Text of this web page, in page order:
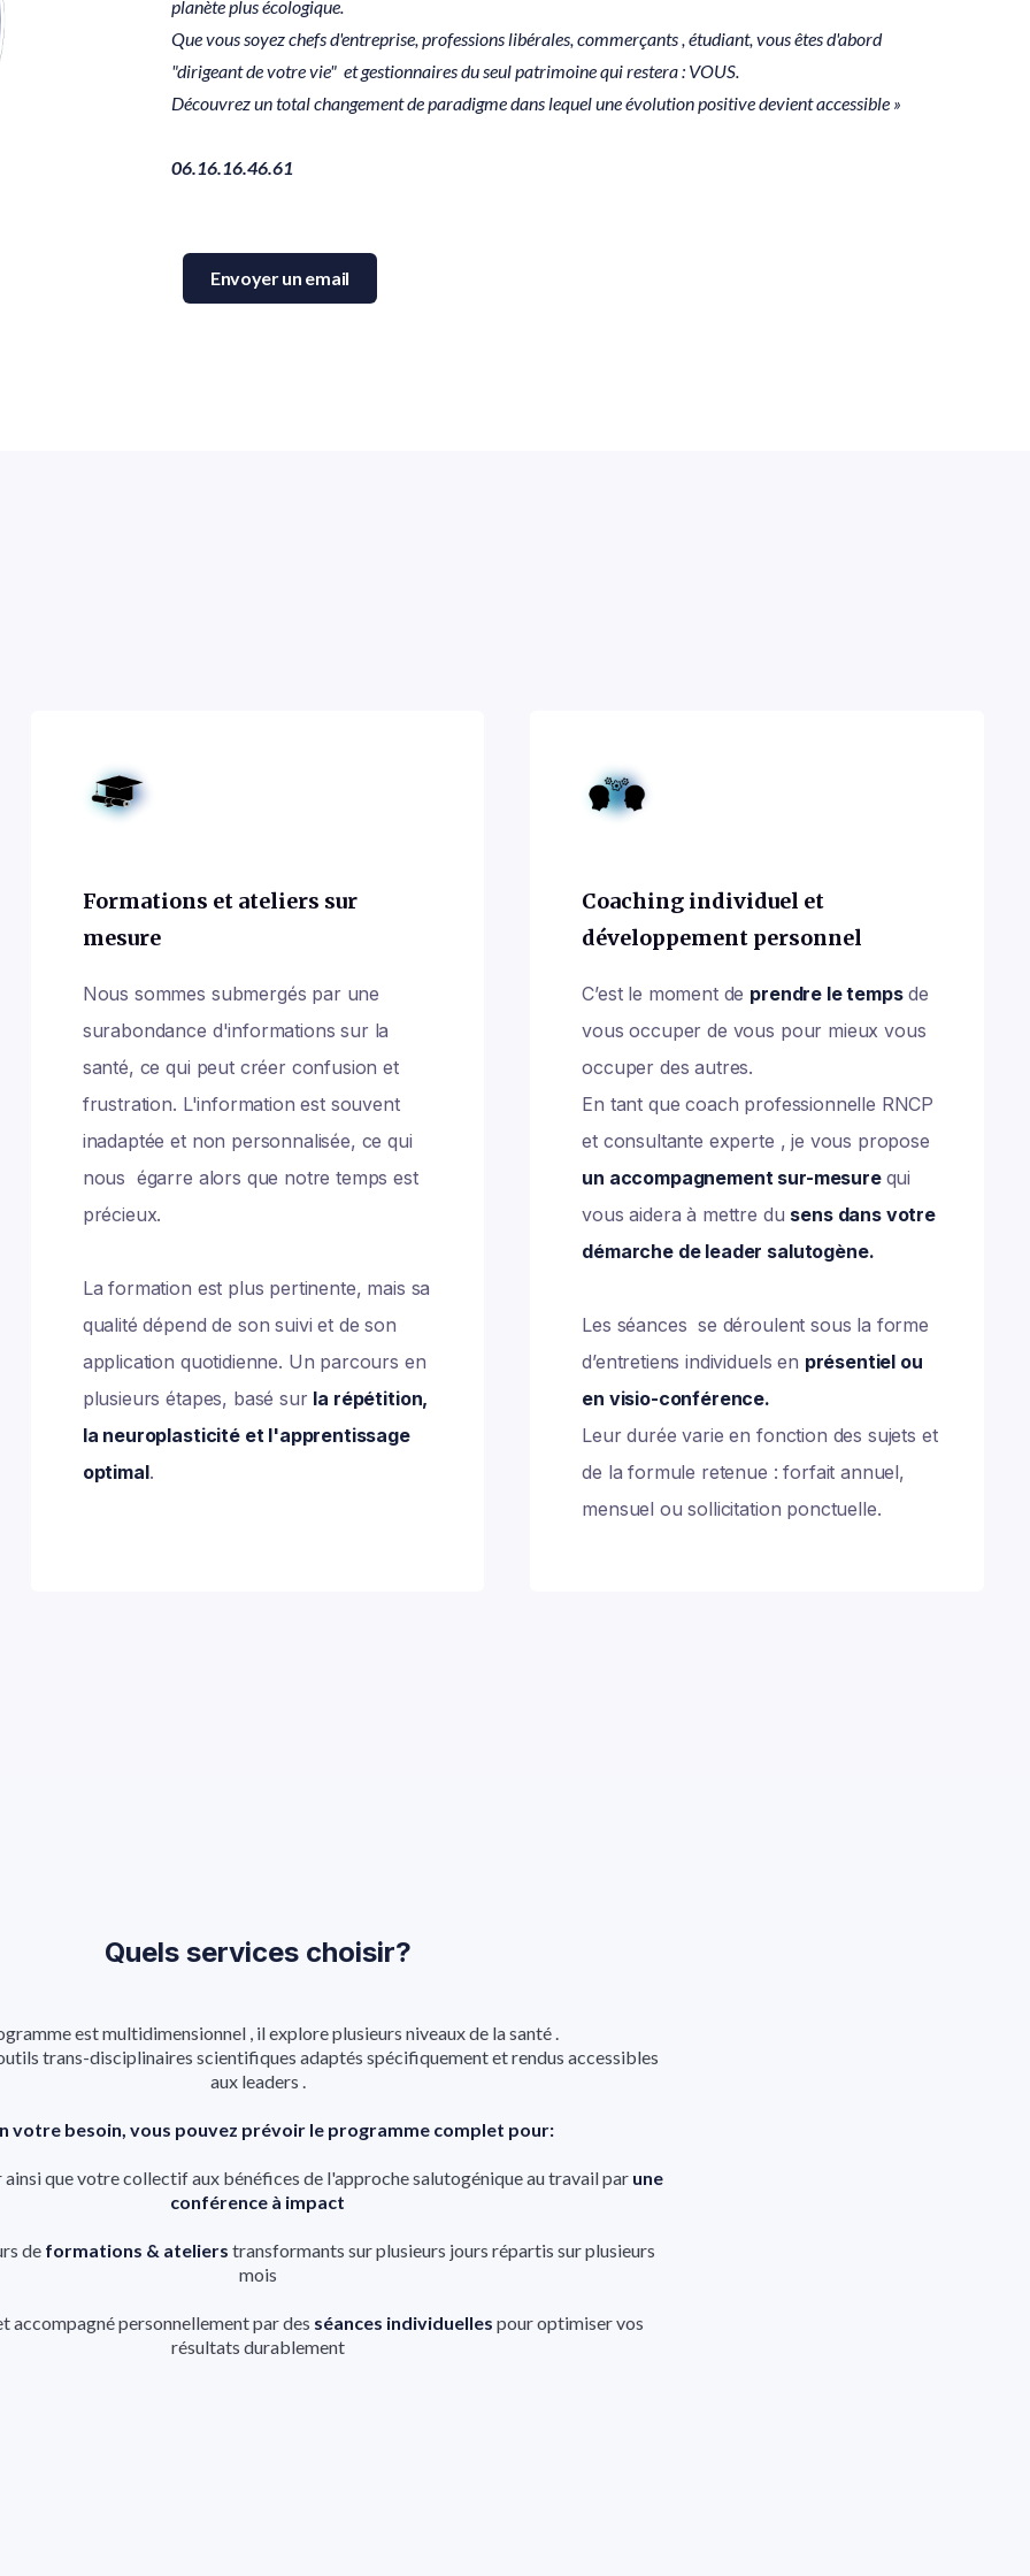
planète plus écologique.
Que vous soyez chefs d'entreprise, professions libérales, commerçants , étudiant, vous êtes d'abord
"dirigeant de votre vie" et gestionnaires du seul patrimoine qui restera : VOUS.
Découvrez un total changement de paradigme dans lequel une évolution positive devient accessible »
06.16.16.46.61
Envoyer un email
Formations et ateliers sur
mesure
Nous sommes submergés par une
surabondance d'informations sur la
santé, ce qui peut créer confusion et
frustration. L'information est souvent
inadaptée et non personnalisée, ce qui
nous égarre alors que notre temps est
précieux.
La formation est plus pertinente, mais sa
qualité dépend de son suivi et de son
application quotidienne. Un parcours en
plusieurs étapes, basé sur la répétition,
la neuroplasticité et l'apprentissage
optimal.
Coaching individuel et
développement personnel
C’est le moment de prendre le tempsde
vous occuper de vous pour mieux vous
occuper des autres.
En tant que coach professionnelle RNCP
et consultante experte , je vous propose
un accompagnement sur-mesure qui
vous aidera à mettre du sens dans votre
démarche de leader salutogène.
Les séances se déroulent sous la forme
d’entretiens individuels en présentiel ou
en visio-conférence.
Leur durée varie en fonction des sujets et
de la formule retenue : forfait annuel,
mensuel ou sollicitation ponctuelle.
Quels services choisir?
est multidimensionnel , il explore plusieurs niveaux de la santé .
trans-disciplinaires scientifiques adaptés spécifiquement et rendus accessibles
aux leaders .
votre besoin, vous pouvez prévoir le programme complet pour:
ainsi que votre collectif aux bénéfices de l'approche salutogénique au travail par une
conférence à impact
de formations & ateliers transformants sur plusieurs jours répartis sur plusieurs
mois
accompagné personnellement par des séances individuelles pour optimiser vos
résultats durablement